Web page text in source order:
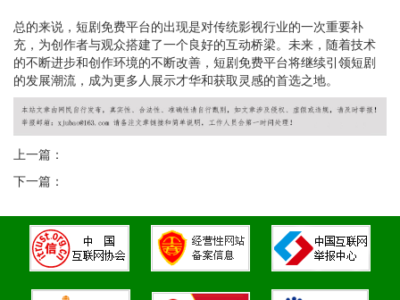
总的来说，短剧免费平台的出现是对传统影视行业的一次重要补
充，为创作者与观众搭建了一个良好的互动桥梁。未来，随着技术
的不断进步和创作环境的不断改善，短剧免费平台将继续引领短剧
的发展潮流，成为更多人展示才华和获取灵感的首选之地。
上一篇：
下一篇：